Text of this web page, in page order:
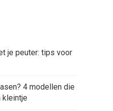
je peuter: tips voor
4 modellen die
kleintje